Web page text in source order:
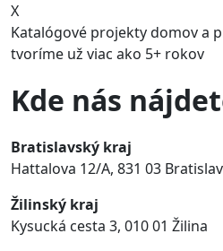
X
Katalógové projekty domov a
tvoríme už viac ako 5+ rokov
Kde nás
Bratislavský kraj
Hattalova 12/A, 831 03
Žilinský kraj
Kysucká cesta 3, 010 01 Žilina